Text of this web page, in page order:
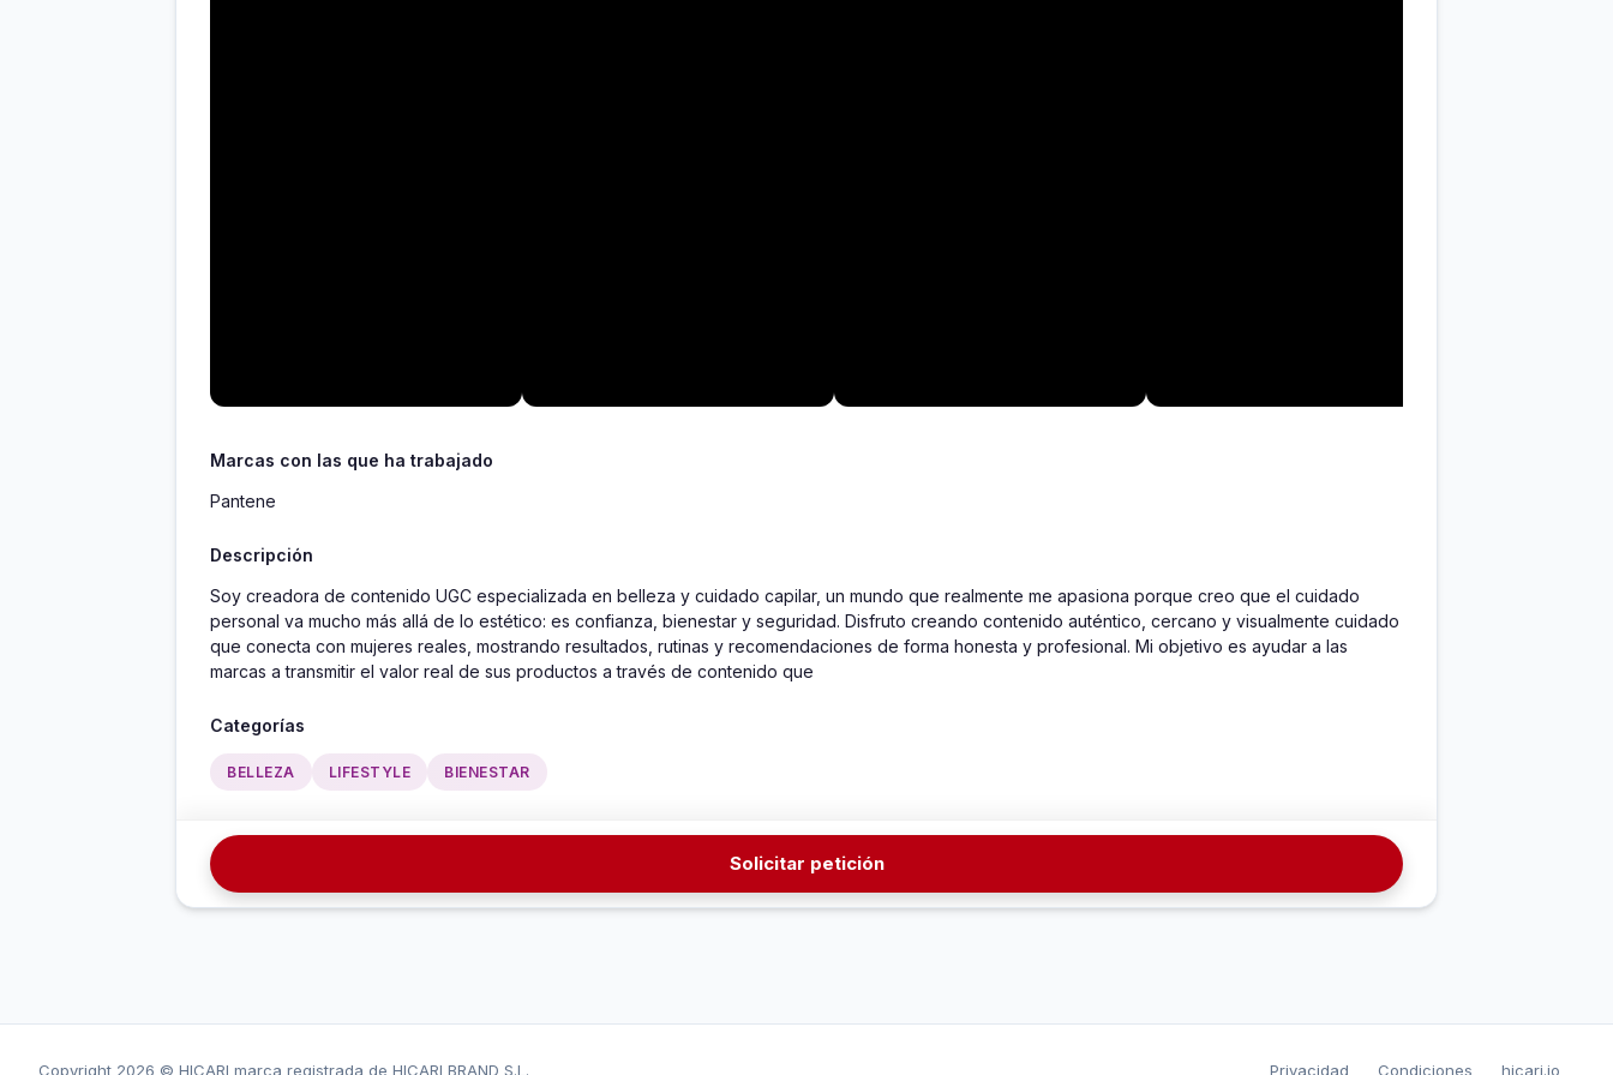
Marcas con las que ha trabajado
Pantene
Descripción
Soy creadora de contenido UGC especializada en belleza y cuidado capilar, un mundo que realmente me apasiona porque creo que el cuidado
personal va mucho más allá de lo estético: es confianza, bienestar y seguridad. Disfruto creando contenido auténtico, cercano y visualmente cuidado
que conecta con mujeres reales, mostrando resultados, rutinas y recomendaciones de forma honesta y profesional. Mi objetivo es ayudar a las
marcas a transmitir el valor real de sus productos a través de contenido que
Categorías
BELLEZA LIFESTYLE BIENESTAR
Solicitar petición
Copyright 2026 © HICARI marca registrada de HICARI BRAND S.L. Privacidad Condiciones hicari.io